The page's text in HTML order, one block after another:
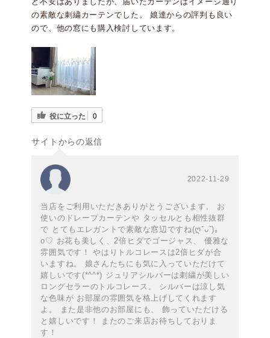
の素敵な刺繍カーテンでした。 娘達からの評判も良い
ので、他の窓にも購入検討しています。
役に立った 0
サイトからの返信
2022-11-29
当店をご利用いただきありがとうございます。 お
使いのドレープカーテンや タッセルとも相性抜群
で とてもエレガントで素敵な窓辺ですね(ღˇᴗˇ)｡
o♡ お花も美しく、2倍ヒダでゴージャス、 優雅な
雰囲気です！ やはりトルコレースは2倍ヒダが合
いますね。 娘さんたちにも気に入っていただけて
嬉しいです(*^^*) ジュリアシルバーは刺繍が美しい
ロングセラーのトルコレース。 シルバーは涼し気
な色味が お部屋の雰囲気を格上げしてくれます
よ。 また是非他のお部屋にも、 飾っていただける
と嬉しいです！ またのご来店お待ちしておりま
す！